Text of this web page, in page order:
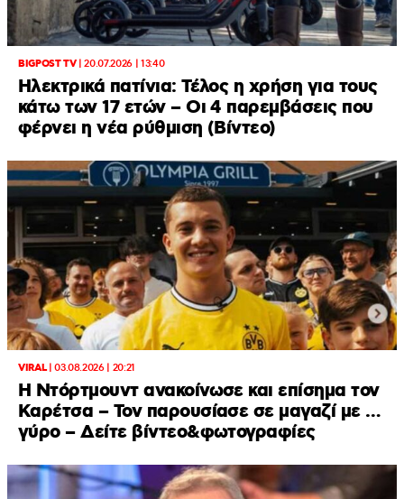
BIGPOST TV|20.07.2026 | 13:40
Ηλεκτρικά πατίνια: Τέλος η χρήση για τους
κάτω των 17 ετών – Οι 4 παρεμβάσεις που
φέρνει η νέα ρύθμιση (Βίντεο)
VIRAL|03.08.2026 | 20:21
Η Ντόρτμουντ ανακοίνωσε και επίσημα τον
Καρέτσα – Τον παρουσίασε σε μαγαζί με …
γύρο – Δείτε βίντεο&φωτογραφίες